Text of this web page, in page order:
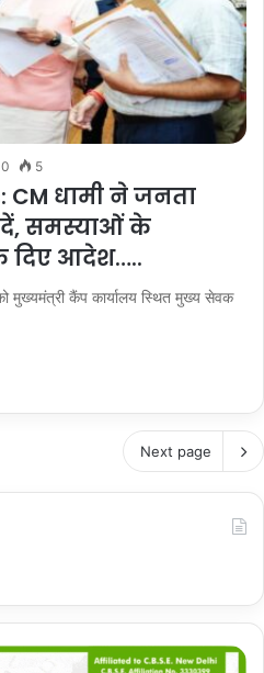
0 5
CM धामी ने जनता
समस्याओं के
दिए आदेश…..
मुख्यमंत्री कैंप कार्यालय स्थित मुख्य सेवक
Next page